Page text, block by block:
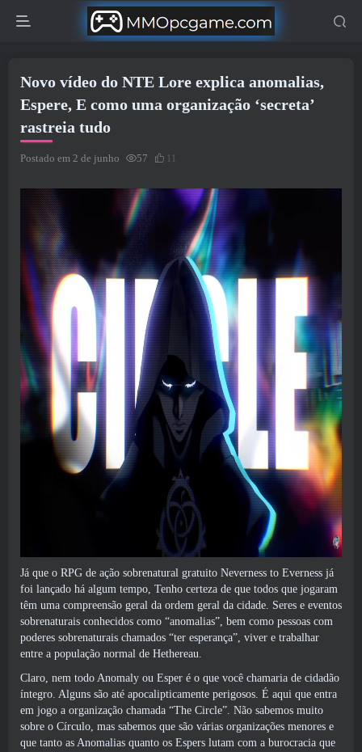
Novo vídeo do NTE Lore explica anomalias,
Espere, E como uma organização ‘secreta’
rastreia tudo
Postado em 2 de junho 57
Já que o RPG de ação sobrenatural gratuito Neverness to Everness já
foi lançado há algum tempo, Tenho certeza de que todos que jogaram
têm uma compreensão geral da ordem geral da cidade. Seres e eventos
sobrenaturais conhecidos como “anomalias”, bem como pessoas com
poderes sobrenaturais chamados “ter esperança”, viver e trabalhar
entre a população normal de Hethereau.
Claro, nem todo Anomaly ou Esper é o que você chamaria de cidadão
íntegro. Alguns são até apocalipticamente perigosos. É aqui que entra
em jogo a organização chamada “The Circle”. Não sabemos muito
sobre o Círculo, mas sabemos que são várias organizações menores e
que tanto as Anomalias quanto os Espers lutam com a burocracia que